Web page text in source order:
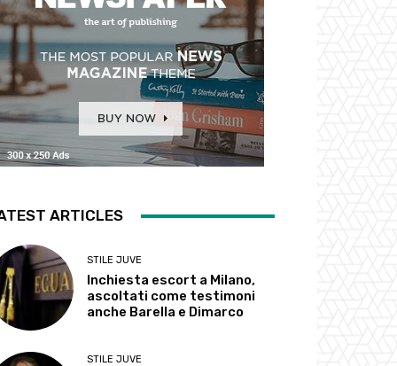
ARTICLES
STILE JUVE
Inchiesta escort a Milano,
ascoltati come testimoni
anche Barella e Dimarco
STILE JUVE